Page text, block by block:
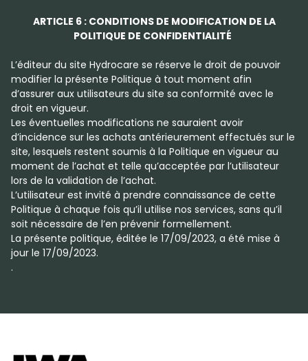
ARTICLE 6 : CONDITIONS DE MODIFICATION DE LA
POLITIQUE DE CONFIDENTIALITÉ
L’éditeur du site Hydrocare se réserve le droit de pouvoir
modifier la présente Politique à tout moment afin
d’assurer aux utilisateurs du site sa conformité avec le
droit en vigueur.
Les éventuelles modifications ne sauraient avoir
d’incidence sur les achats antérieurement effectués sur le
site, lesquels restent soumis à la Politique en vigueur au
moment de l’achat et telle qu’acceptée par l’utilisateur
lors de la validation de l’achat.
L’utilisateur est invité à prendre connaissance de cette
Politique à chaque fois qu’il utilise nos services, sans qu’il
soit nécessaire de l’en prévenir formellement.
La présente politique, éditée le 17/09/2023, a été mise à
jour le 17/09/2023.
.